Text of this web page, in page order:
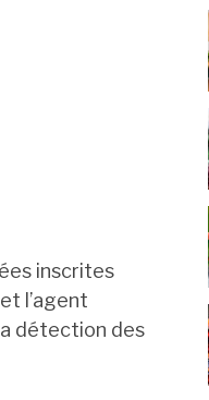
inscrites
l’agent
détection des